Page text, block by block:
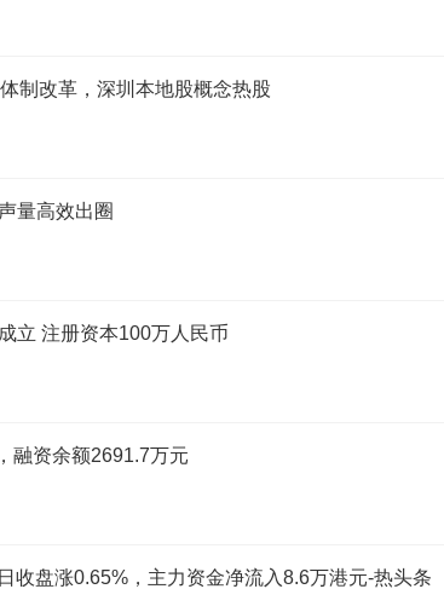
制改革，深圳本地股概念热股
量高效出圈
立 注册资本100万人民币
融资余额2691.7万元
收盘涨0.65%，主力资金净流入8.6万港元-热头条